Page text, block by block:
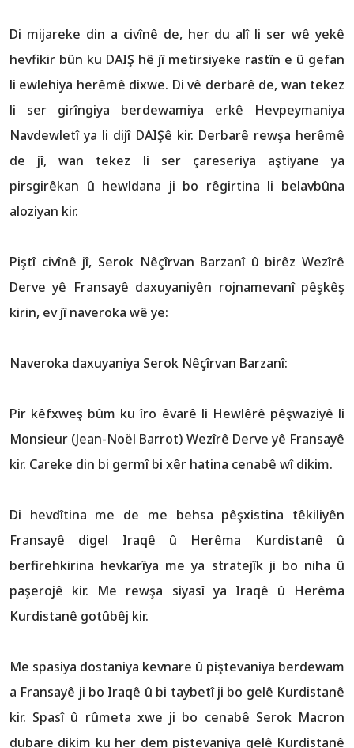
Di mijareke din a civînê de, her du alî li ser wê yekê
hevfikir bûn ku DAIŞ hê jî metirsiyeke rastîn e û gefan
li ewlehiya herêmê dixwe. Di vê derbarê de, wan tekez
li ser girîngiya berdewamiya erkê Hevpeymaniya
Navdewletî ya li dijî DAIŞê kir. Derbarê rewşa herêmê
de jî, wan tekez li ser çareseriya aştiyane ya
pirsgirêkan û hewldana ji bo rêgirtina li belavbûna
aloziyan kir.
Piştî civînê jî, Serok Nêçîrvan Barzanî û birêz Wezîrê
Derve yê Fransayê daxuyaniyên rojnamevanî pêşkêş
kirin, ev jî naveroka wê ye:
Naveroka daxuyaniya Serok Nêçîrvan Barzanî:
Pir kêfxweş bûm ku îro êvarê li Hewlêrê pêşwaziyê li
Monsieur (Jean-Noël Barrot) Wezîrê Derve yê Fransayê
kir. Careke din bi germî bi xêr hatina cenabê wî dikim.
Di hevdîtina me de me behsa pêşxistina têkiliyên
Fransayê digel Iraqê û Herêma Kurdistanê û
berfirehkirina hevkarîya me ya stratejîk ji bo niha û
paşerojê kir. Me rewşa siyasî ya Iraqê û Herêma
Kurdistanê gotûbêj kir.
Me spasiya dostaniya kevnare û piştevaniya berdewam
a Fransayê ji bo Iraqê û bi taybetî ji bo gelê Kurdistanê
kir. Spasî û rûmeta xwe ji bo cenabê Serok Macron
dubare dikim ku her dem piştevaniya gelê Kurdistanê